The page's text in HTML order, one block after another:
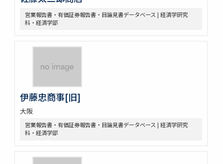
営業報告書・有価証券報告書・目論見書データベース | 経済学研究
科・経済学部
伊藤忠商事[旧]
大阪
営業報告書・有価証券報告書・目論見書データベース | 経済学研究
科・経済学部